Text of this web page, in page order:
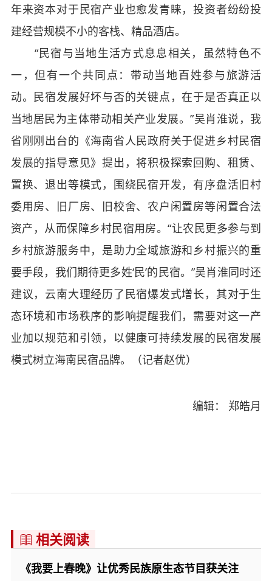
年来资本对于民宿产业也愈发青睐，投资者纷纷投
建经营规模不小的客栈、精品酒店。
“民宿与当地生活方式息息相关，虽然特色不
一，但有一个共同点：带动当地百姓参与旅游活
动。民宿发展好坏与否的关键点，在于是否真正以
当地居民为主体带动相关产业发展。”吴肖淮说，我
省刚刚出台的《海南省人民政府关于促进乡村民宿
发展的指导意见》提出，将积极探索回购、租赁、
置换、退出等模式，围绕民宿开发，有序盘活旧村
委用房、旧厂房、旧校舍、农户闲置房等闲置合法
资产，从而保障乡村民宿用房。“让农民更多参与到
乡村旅游服务中，是助力全域旅游和乡村振兴的重
要手段，我们期待更多姓‘民’的民宿。”吴肖淮同时还
建议，云南大理经历了民宿爆发式增长，其对于生
态环境和市场秩序的影响提醒我们，需要对这一产
业加以规范和引领，以健康可持续发展的民宿发展
模式树立海南民宿品牌。（记者赵优）
编辑： 郑皓月
 相关阅读
《我要上春晚》让优秀民族原生态节目获关注